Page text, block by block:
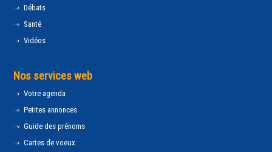
Débats
Santé
Vidéos
Nos services web
Votre agenda
Petites annonces
Guide des prénoms
Cartes de voeux